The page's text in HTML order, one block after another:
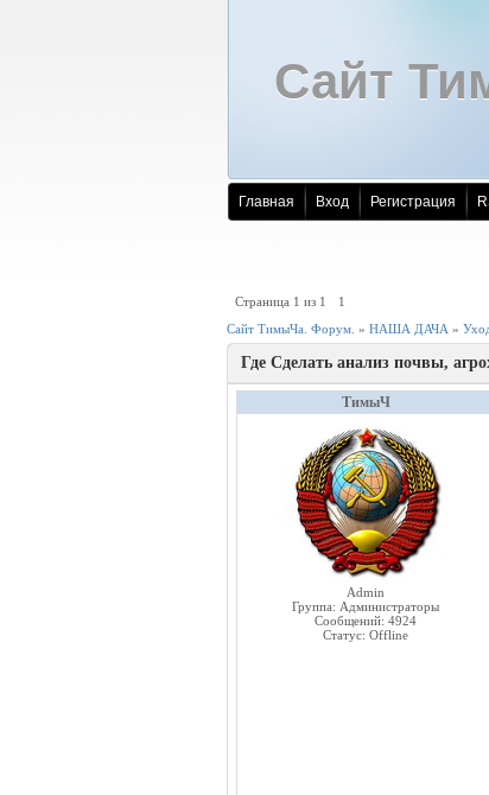
Сайт
Главная Вход Регистрация
Страница 1 из 1
1
Сайт ТимыЧа. Форум. » НАША ДАЧА »
Где Сделать анализ почвы,
ТимыЧ
Admin
Группа: Администраторы
Сообщений: 4924
Статус: Offline